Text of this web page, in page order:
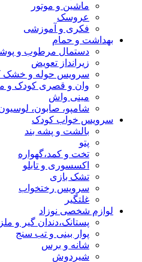
ماشین و موتور
عروسک
فکری و آموزشی
بهداشت و حمام
دستمال مرطوب و
زیرانداز تعویض
سرویس حوله و خشک
وان و قصری کودک و
مینی واش
شامپو، صابون،
سرویس خواب کودک
بالشت و پشه بند
پتو
تخت و کمد،گهواره
اکسسوری و تابلو
تشک بازی
سرویس رختخواب
غلتگیر
لوازم شخصی نوزاد
پستانک،دندان گیر و
پوار بینی و تب سنج
شانه و برس
شیردوش